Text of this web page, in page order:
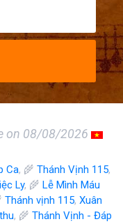
on 08/08/2026
Ca, 🌾 Thánh Vịnh 115,
Ly, 🌾 Lễ Mình Máu
Thánh vịnh 115, Xuân
, 🌾 Thánh Vịnh - Đáp